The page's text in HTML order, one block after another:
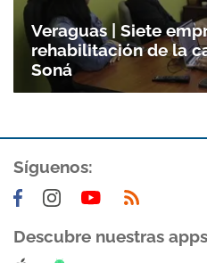
Veraguas | Siete
rehabilitación de la
Soná
Síguenos:
Descubre nuestras